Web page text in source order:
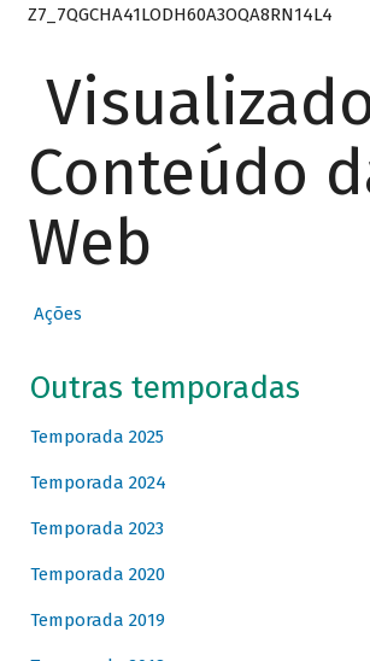
Z7_7QGCHA41LODH60A3OQA8RN14L4
Conteúdo
Web
Ações
Outras temporadas
Temporada 2025
Temporada 2024
Temporada 2023
Temporada 2020
Temporada 2019